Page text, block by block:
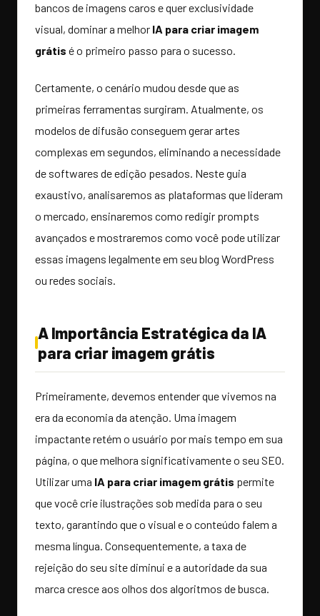
bancos de imagens caros e quer exclusividade
visual, dominar a melhor IA para criar imagem
grátis é o primeiro passo para o sucesso.
Certamente, o cenário mudou desde que as
primeiras ferramentas surgiram. Atualmente, os
modelos de difusão conseguem gerar artes
complexas em segundos, eliminando a necessidade
de softwares de edição pesados. Neste guia
exaustivo, analisaremos as plataformas que lideram
o mercado, ensinaremos como redigir prompts
avançados e mostraremos como você pode utilizar
essas imagens legalmente em seu blog WordPress
ou redes sociais.
A Importância Estratégica da IA
para criar imagem grátis
Primeiramente, devemos entender que vivemos na
era da economia da atenção. Uma imagem
impactante retém o usuário por mais tempo em sua
página, o que melhora significativamente o seu SEO.
Utilizar uma IA para criar imagem grátis permite
que você crie ilustrações sob medida para o seu
texto, garantindo que o visual e o conteúdo falem a
mesma língua. Consequentemente, a taxa de
rejeição do seu site diminui e a autoridade da sua
marca cresce aos olhos dos algoritmos de busca.